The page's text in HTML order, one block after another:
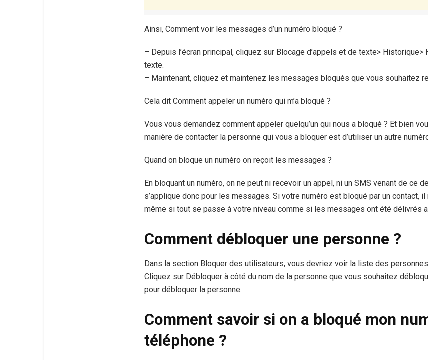
Ainsi, Comment voir les messages d’un numéro bloqué ?
– Depuis l’écran principal, cliquez sur Blocage d’appels et de texte>
texte.
– Maintenant, cliquez et maintenez les messages bloqués que vous souhaitez
Cela dit Comment appeler un numéro qui m’a bloqué ?
Vous vous demandez comment appeler quelqu’un qui nous a bloqué ? Et bien
manière de contacter la personne qui vous a bloquer est d’utiliser un autre
Quand on bloque un numéro on reçoit les messages ?
En bloquant un numéro, on ne peut ni recevoir un appel, ni un SMS venant de ce
s’applique donc pour les messages. Si votre numéro est bloqué par un contact,
même si tout se passe à votre niveau comme si les messages ont été délivrés
Comment débloquer une personne ?
Dans la section Bloquer des utilisateurs, vous devriez voir la liste des
Cliquez sur Débloquer à côté du nom de la personne que vous souhaitez
pour débloquer la personne.
Comment savoir si on a bloqué mon
téléphone ?